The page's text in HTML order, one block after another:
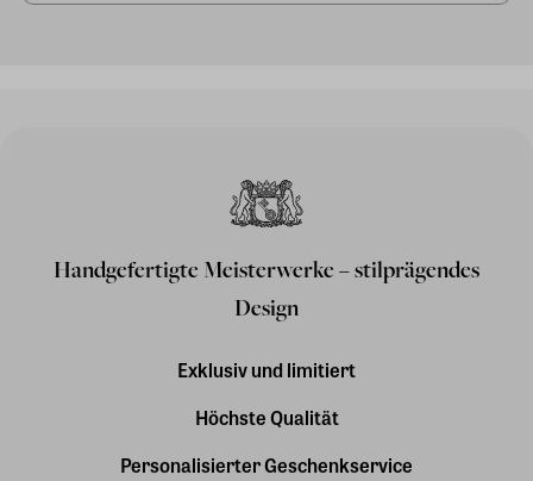
Handgefertigte Meisterwerke – stilprägendes
Design
Exklusiv und limitiert
Höchste Qualität
Personalisierter Geschenkservice